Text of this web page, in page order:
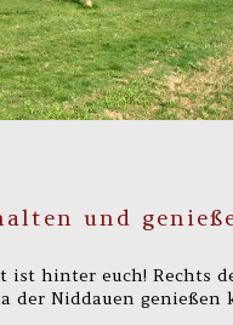
und
ist hinter euch! Rechts
der Niddauen genießen